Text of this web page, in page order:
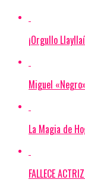
¡Orgullo
Miguel
La Magia de
FALLECE